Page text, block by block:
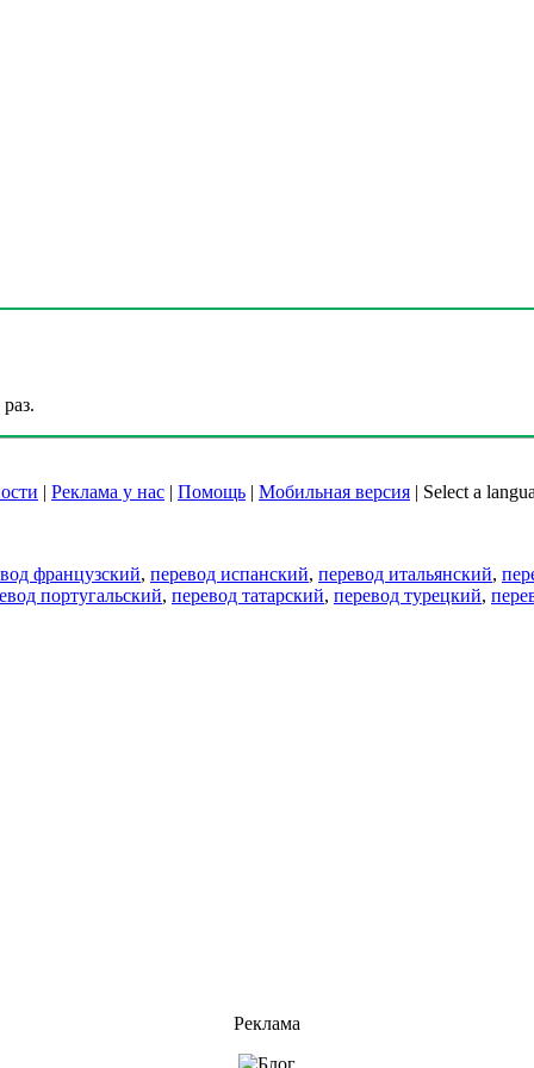
| Реклама у нас | Помощь | Мобильная версия | Select a
французский, перевод испанский, перевод итальянский,
португальский, перевод татарский, перевод турецкий,
Реклама